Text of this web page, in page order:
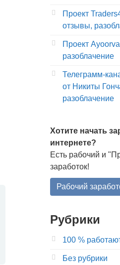
Проект
отзывы,
Проект
разоблачение
Телеграмм-
от Никиты
разоблачение
Хотите начать
интернете?
Есть рабочий и
заработок!
Рабочий
Рубрики
100 %
Без рубрики